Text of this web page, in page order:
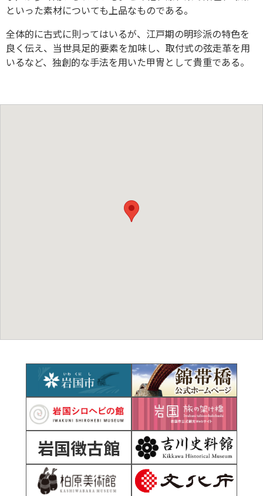
といった素材についても上品なものである。
全体的に古式に則ってはいるが、江戸期の明珍派の特色を
良く伝え、当世具足的要素を加味し、取付式の弦走革を用
いるなど、独創的な手法を用いた甲冑として貴重である。
岩国徴古館